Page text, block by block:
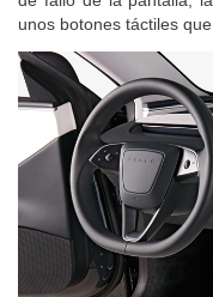
de fallo de la pantalla,